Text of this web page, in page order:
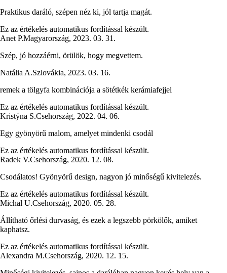
Praktikus daráló, szépen néz ki, jól tartja magát.
Ez az értékelés automatikus fordítással készült.
Anet P.Magyarország, 2023. 03. 31.
Szép, jó hozzáérni, örülök, hogy megvettem.
Natália A.Szlovákia, 2023. 03. 16.
remek a tölgyfa kombinációja a sötétkék kerámiafejjel
Ez az értékelés automatikus fordítással készült.
Kristýna S.Csehország, 2022. 04. 06.
Egy gyönyörű malom, amelyet mindenki csodál
Ez az értékelés automatikus fordítással készült.
Radek V.Csehország, 2020. 12. 08.
Csodálatos! Gyönyörű design, nagyon jó minőségű kivitelezés.
Ez az értékelés automatikus fordítással készült.
Michal U.Csehország, 2020. 05. 28.
Állítható őrlési durvaság, és ezek a legszebb pörkölők, amiket
kaphatsz.
Ez az értékelés automatikus fordítással készült.
Alexandra M.Csehország, 2020. 12. 15.